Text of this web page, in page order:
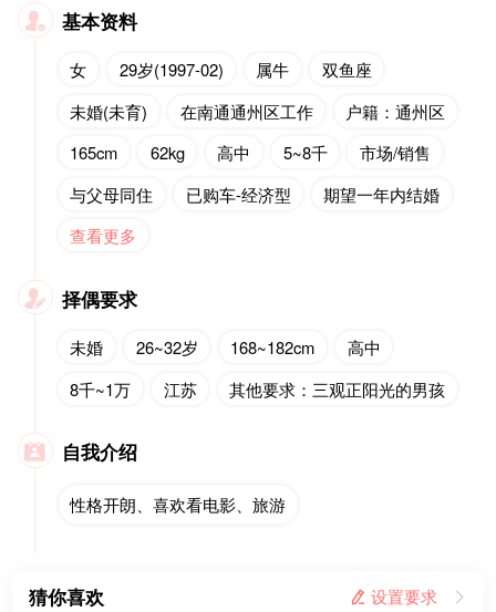
 基本资料
女 29岁(1997-02) 属牛
双鱼座
未婚(未育)
在南通通州区工作
户籍：通州区
165cm
62kg 高中 5~8千
市场/销售
与父母同住
已购车-经济型
期望一年内结婚
查看更多
 择偶要求
未婚 26~32岁 168~182cm
高中
8千~1万
江苏 其他要求：三观正阳光的男孩
 自我介绍
性格开朗、喜欢看电影、旅游
猜你喜欢  设置要求 